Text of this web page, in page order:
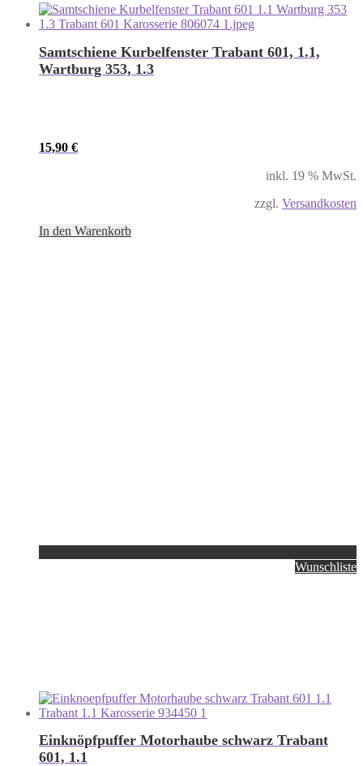
Samtschiene Kurbelfenster Trabant 601, 1.1,
Wartburg 353, 1.3
15,90 €
inkl. 19 % MwSt.
zzgl. Versandkosten
In den Warenkorb
Wunschliste
Einknöpfpuffer Motorhaube schwarz Trabant
601, 1.1